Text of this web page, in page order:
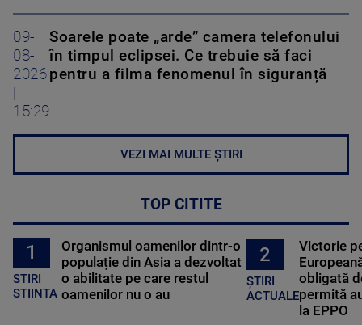
09-
08-
2026
|
15:29
Soarele poate „arde” camera telefonului
în timpul eclipsei. Ce trebuie să faci
pentru a filma fenomenul în siguranță
VEZI MAI MULTE ȘTIRI
TOP CITITE
1
STIRI
STIINTA
Organismul oamenilor dintr-o
populație din Asia a dezvoltat
o abilitate pe care restul
oamenilor nu o au
2
ȘTIRI
ACTUALE
Victorie
obligată
permită
la EPPO